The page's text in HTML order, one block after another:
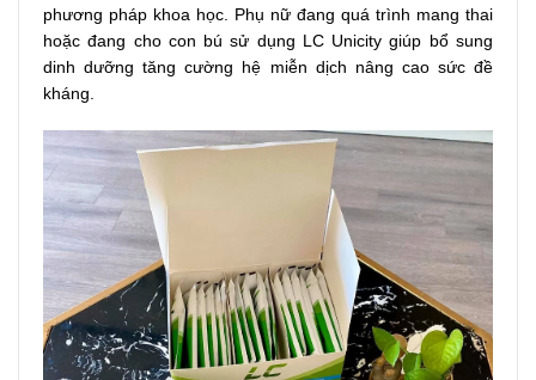
phương pháp khoa học. Phụ nữ đang quá trình mang thai
hoặc đang cho con bú sử dụng LC Unicity giúp bổ sung
dinh dưỡng tăng cường hệ miễn dịch nâng cao sức đề
kháng.